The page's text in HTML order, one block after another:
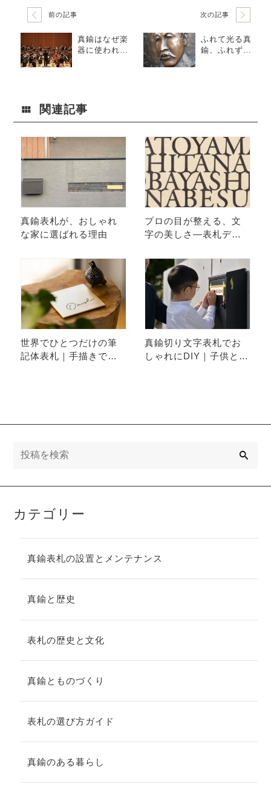
前の記事
真鍮はなぜ楽
器に使われ
次の記事
ふれて光る真
鍮、ふれずに
関連記事
真鍮表札が、おしゃれ
な家に選ばれる理由
プロの目が整える、文
字の美しさ—表札デザ
グの力
世界でひとつだけの筆
記体表札｜手描きで生
真鍮切り文字表札でお
しゃれにDIY｜子供と楽
カテゴリー
真鍮表札の設置とメンテナンス
真鍮と歴史
表札の歴史と文化
真鍮とものづくり
表札の選び方ガイド
真鍮のある暮らし